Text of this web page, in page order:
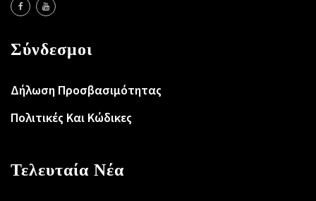
Σύνδεσμοι
Δήλωση Προσβασιμότητας
Πολιτικές Και Κώδικες
Τελευταία Νέα